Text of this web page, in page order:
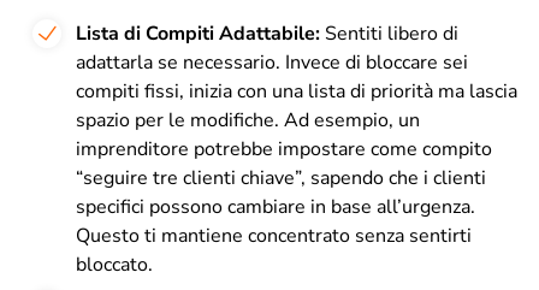
Lista di Compiti Adattabile: Sentiti libero di
adattarla se necessario. Invece di bloccare sei
compiti fissi, inizia con una lista di priorità ma lascia
spazio per le modifiche. Ad esempio, un
imprenditore potrebbe impostare come compito
“seguire tre clienti chiave”, sapendo che i clienti
specifici possono cambiare in base all’urgenza.
Questo ti mantiene concentrato senza sentirti
bloccato.